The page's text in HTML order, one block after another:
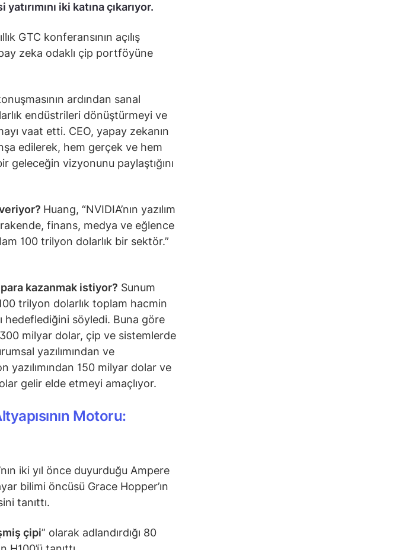
iki katına çıkarıyor.
GTC konferansının açılış
zeka odaklı çip portföyüne
ardından sanal
endüstrileri dönüştürmeyi ve
vaat etti. CEO, yapay zekanın
edilerek, hem gerçek ve hem
geleceğin vizyonunu paylaştığını
Huang, “NVIDIA’nın yazılım
finans, medya ve eğlence
100 trilyon dolarlık bir sektör.”
kazanmak istiyor? Sunum
trilyon dolarlık toplam hacmin
hedeflediğini söyledi. Buna göre
milyar dolar, çip ve sistemlerde
yazılımından ve
yazılımından 150 milyar dolar ve
gelir elde etmeyi amaçlıyor.
Motoru:
iki yıl önce duyurduğu Ampere
bilimi öncüsü Grace Hopper’ın
tanıttı.
çipi” olarak adlandırdığı 80